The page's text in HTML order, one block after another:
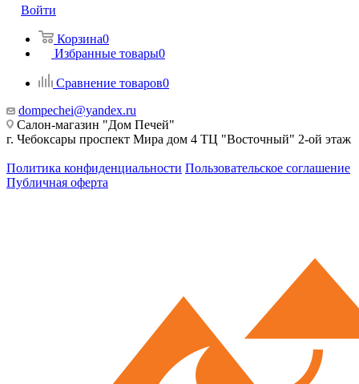
Войти
Корзина0
Избранные товары0
Сравнение товаров0
dompechei@yandex.ru
Салон-магазин "Дом Печей"
г. Чебоксары проспект Мира дом 4 ТЦ "Восточный" 2-ой этаж
Политика конфиденциальности Пользовательское соглашение
Публичная оферта